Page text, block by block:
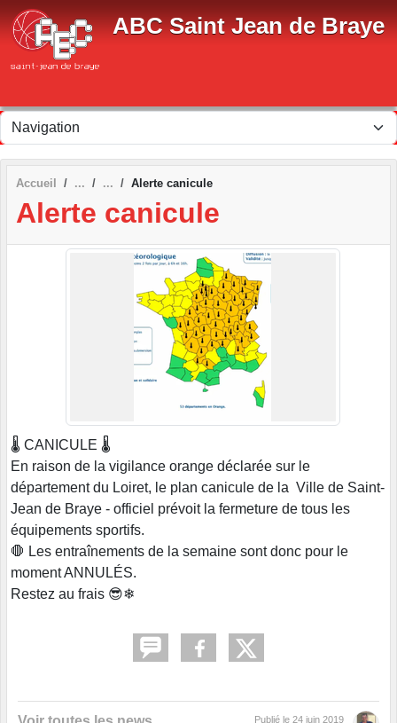
ABC Saint Jean de Braye
Accueil Alerte canicule
Alerte canicule
🌡 CANICULE 🌡
En raison de la vigilance orange déclarée sur le
département du Loiret, le plan canicule de la Ville de Saint-
Jean de Braye - officiel prévoit la fermeture de tous les
équipements sportifs.
🛑 Les entraînements de la semaine sont donc pour le
moment ANNULÉS.
Restez au frais 😎❄
Publié le 24 juin 2019
Panneau de gestion des cookies